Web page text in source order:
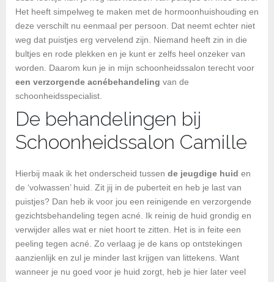
Het heeft simpelweg te maken met de hormoonhuishouding en
deze verschilt nu eenmaal per persoon. Dat neemt echter niet
weg dat puistjes erg vervelend zijn. Niemand heeft zin in die
bultjes en rode plekken en je kunt er zelfs heel onzeker van
worden. Daarom kun je in mijn schoonheidssalon terecht voor
een verzorgende acnébehandeling van de
schoonheidsspecialist.
De behandelingen bij
Schoonheidssalon Camille
Hierbij maak ik het onderscheid tussen de jeugdige huid en
de ‘volwassen’ huid. Zit jij in de puberteit en heb je last van
puistjes? Dan heb ik voor jou een reinigende en verzorgende
gezichtsbehandeling tegen acné. Ik reinig de huid grondig en
verwijder alles wat er niet hoort te zitten. Het is in feite een
peeling tegen acné. Zo verlaag je de kans op ontstekingen
aanzienlijk en zul je minder last krijgen van littekens. Want
wanneer je nu goed voor je huid zorgt, heb je hier later veel